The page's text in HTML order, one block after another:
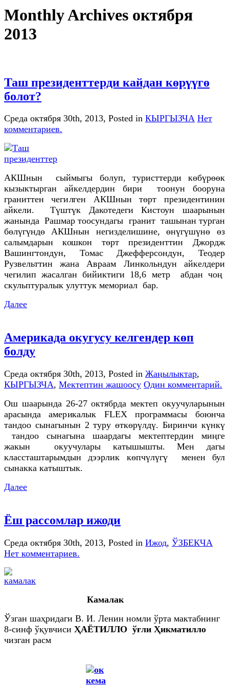
Monthly Archives октября
2013
Таш президенттерди кайдан көрүүгө
болот?
Среда октября 30th, 2013, Posted in КЫРГЫЗЧА Нет
комментариев.
АКШнын сыймыгы болуп, туристтерди көбүрөөк
кызыктырган айкелдердин бири тоонун бооруна
граниттен чегилген АКШнын төрт президентинин
айкели. Түштүк Дакотедеги Кистоун шаарынын
жанында Рашмар тоосундагы гранит ташынан турган
бөлүгүндө АКШнын негизделишине, өнүгүшүнө өз
салымдарын кошкон төрт президенттин Джордж
Вашингтондун, Томас Джефферсондун, Теодер
Рузвельттин жана Авраам Линкольндун айкелдери
чегилип жасалган бийиктиги 18,6 метр абдан чоң
скульптуралык улуттук мемориал бар.
Далее
Америкада окугусу келгендер көп
болду
Среда октября 30th, 2013, Posted in Жаңылыктар,
КЫРГЫЗЧА, Мектептин жашоосу Один комментарий.
Ош шаарында 26-27 октябрда мектеп окуучуларынын
арасында америкалык FLEX программасы боюнча
тандоо сынагынын 2 туру өткөрүлдү. Биринчи күнкү
тандоо сынагына шаардагы мектептердин миңге
жакын окуучулары катышышты. Мен дагы
классташтарымдын дээрлик көпчүлүгү менен бул
сынакка катыштык.
Далее
Ёш рассомлар ижоди
Среда октября 30th, 2013, Posted in Ижод, ЎЗБЕКЧА
Нет комментариев.
Камалак
Ўзган шаҳридаги В. И. Ленин номли ўрта мактабнинг
8-синф ўқувчиси ҲАЁТИЛЛО ўғли Ҳикматилло
чизган расм